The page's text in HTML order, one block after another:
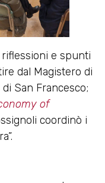
riflessioni e spunti
dal Magistero di
San Francesco;
of
coordinò i